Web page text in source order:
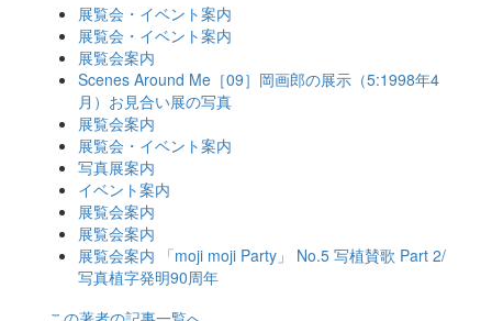
展覧会・イベント案内
展覧会・イベント案内
展覧会案内
Scenes Around Me［09］岡画郎の展示（5:1998年4
月）お見合い展の写真
展覧会案内
展覧会・イベント案内
写真展案内
イベント案内
展覧会案内
展覧会案内
展覧会案内 「moji moji Party」 No.5 写植賛歌 Part 2/
写真植字発明90周年